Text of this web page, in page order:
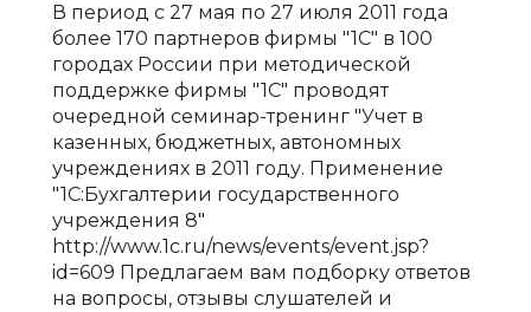
В период с 27 мая по 27 июля 2011 года
более 170 партнеров фирмы "1С" в 100
городах России при методической
поддержке фирмы "1С" проводят
очередной семинар-тренинг "Учет в
казенных, бюджетных, автономных
учреждениях в 2011 году. Применение
"1С:Бухгалтерии государственного
учреждения 8"
http://www.1c.ru/news/events/event.jsp?
id=609 Предлагаем вам подборку ответов
на вопросы, отзывы слушателей и